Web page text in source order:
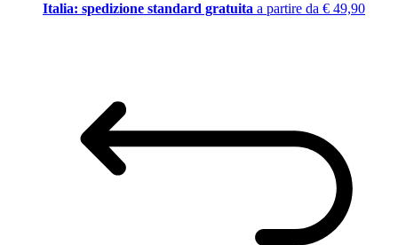
Italia: spedizione standard gratuita a partire da € 49,90